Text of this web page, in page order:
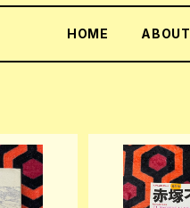
HOME ABOUT